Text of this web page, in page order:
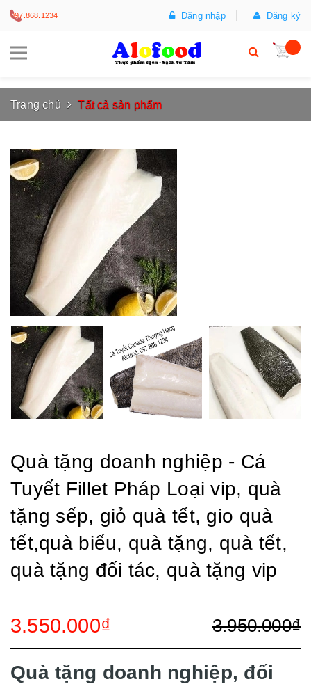
097.868.1234 Đăng nhập Đăng ký
Trang chủ Tất cả sản phẩm
Quà tặng doanh nghiệp - Cá
Tuyết Fillet Pháp Loại vip, quà
tặng sếp, giỏ quà tết, gio quà
tết,quà biếu, quà tặng, quà tết,
quà tặng đối tác, quà tặng vip
3.550.000₫ 3.950.000₫
Quà tặng doanh nghiệp, đối